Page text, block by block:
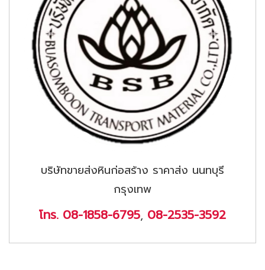
บริษัทขายส่งหินก่อสร้าง ราคาส่ง นนทบุรี
กรุงเทพ
โทร. 08-1858-6795, 08-2535-3592